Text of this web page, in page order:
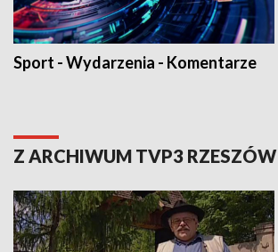
Sport - Wydarzenia - Komentarze
Z ARCHIWUM TVP3 RZESZÓW